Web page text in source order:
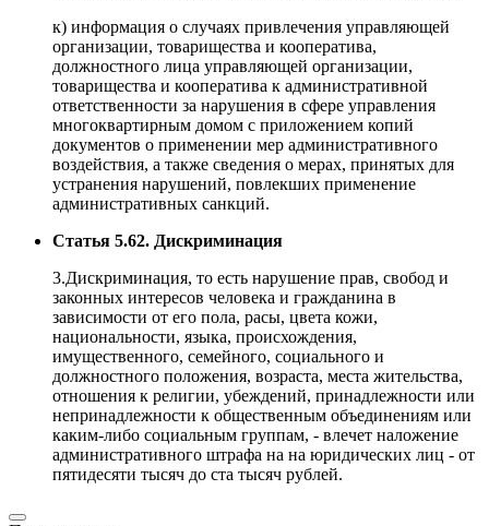
к) информация о случаях привлечения управляющей
организации, товарищества и кооператива,
должностного лица управляющей организации,
товарищества и кооператива к административной
ответственности за нарушения в сфере управления
многоквартирным домом с приложением копий
документов о применении мер административного
воздействия, а также сведения о мерах, принятых для
устранения нарушений, повлекших применение
административных санкций.
Статья 5.62. Дискриминация
3.Дискриминация, то есть нарушение прав, свобод и
законных интересов человека и гражданина в
зависимости от его пола, расы, цвета кожи,
национальности, языка, происхождения,
имущественного, семейного, социального и
должностного положения, возраста, места жительства,
отношения к религии, убеждений, принадлежности или
непринадлежности к общественным объединениям или
каким-либо социальным группам, - влечет наложение
административного штрафа на на юридических лиц - от
пятидесяти тысяч до ста тысяч рублей.